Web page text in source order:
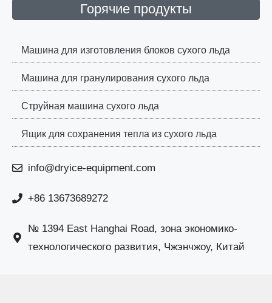
Горячие продукты
Машина для изготовления блоков сухого льда
Машина для гранулирования сухого льда
Струйная машина сухого льда
Ящик для сохранения тепла из сухого льда
info@dryice-equipment.com
+86 13673689272
№ 1394 East Hanghai Road, зона экономико-
технологического развития, Чжэнчжоу, Китай